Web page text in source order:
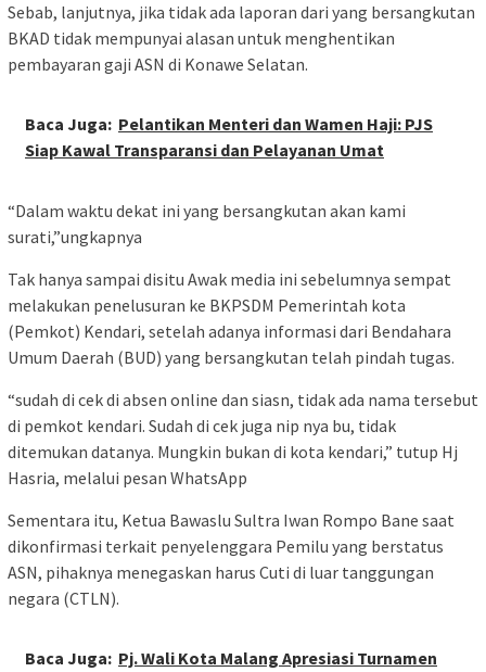
Sebab, lanjutnya, jika tidak ada laporan dari yang bersangkutan
BKAD tidak mempunyai alasan untuk menghentikan
pembayaran gaji ASN di Konawe Selatan.
Baca Juga: Pelantikan Menteri dan Wamen Haji: PJS
Siap Kawal Transparansi dan Pelayanan Umat
“Dalam waktu dekat ini yang bersangkutan akan kami
surati,”ungkapnya
Tak hanya sampai disitu Awak media ini sebelumnya sempat
melakukan penelusuran ke BKPSDM Pemerintah kota
(Pemkot) Kendari, setelah adanya informasi dari Bendahara
Umum Daerah (BUD) yang bersangkutan telah pindah tugas.
“sudah di cek di absen online dan siasn, tidak ada nama tersebut
di pemkot kendari. Sudah di cek juga nip nya bu, tidak
ditemukan datanya. Mungkin bukan di kota kendari,” tutup Hj
Hasria, melalui pesan WhatsApp
Sementara itu, Ketua Bawaslu Sultra Iwan Rompo Bane saat
dikonfirmasi terkait penyelenggara Pemilu yang berstatus
ASN, pihaknya menegaskan harus Cuti di luar tanggungan
negara (CTLN).
Baca Juga: Pj. Wali Kota Malang Apresiasi Turnamen